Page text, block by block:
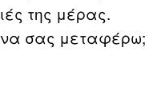
της μέρας.
να σας μεταφέρω;